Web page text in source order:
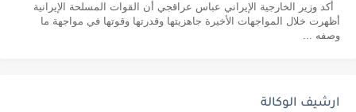
أكد وزير الخارجية الإيراني عباس عراقجي أن القوات المسلحة الإيرانية
أظهرت خلال المواجهات الأخيرة جاهزيتها وقدرتها وقوتها في مواجهة ما
وصفه ...
ارشيف الوكالة